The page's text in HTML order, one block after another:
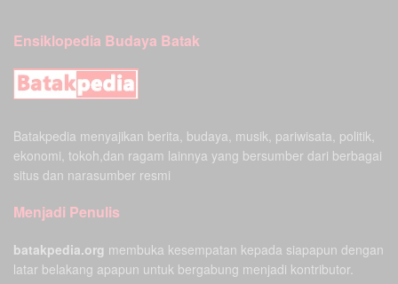
Ensiklopedia Budaya Batak
Batakpedia menyajikan berita, budaya, musik, pariwisata, politik,
ekonomi, tokoh,dan ragam lainnya yang bersumber dari berbagai
situs dan narasumber resmi
Menjadi Penulis
batakpedia.org membuka kesempatan kepada siapapun dengan
latar belakang apapun untuk bergabung menjadi kontributor.